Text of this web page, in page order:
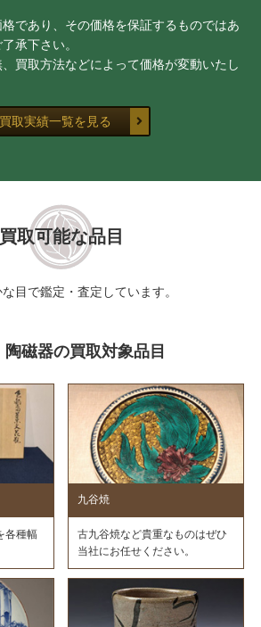
であり、その価格を保証するものではあ
承下さい。
買取方法などによって価格が変動いたし
買取実績一覧を見る
買取可能な品目
目で鑑定・査定しています。
陶磁器の買取対象品目
各種幅
九谷焼
古九谷焼など貴重なものはぜひ
当社にお任せください。